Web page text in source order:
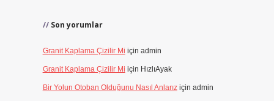
Son yorumlar
Granit Kaplama Çizilir Mi için admin
Granit Kaplama Çizilir Mi için HızlıAyak
Bir Yolun Otoban Olduğunu Nasıl Anlarıziçin admin